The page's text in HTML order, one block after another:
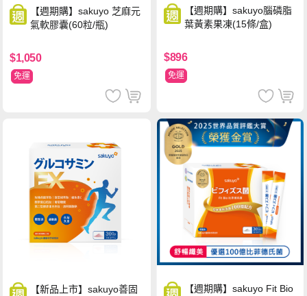
【週期購】sakuyo 芝麻元
氣軟膠囊(60粒/瓶)
$1,050
免運
【週期購】sakuyo腦磷脂
葉黃素果凍(15條/盒)
$896
免運
【新品上市】sakuyo善固
【週期購】sakuyo Fit Bio